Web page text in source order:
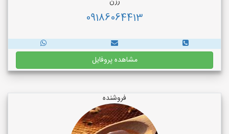
09186064413
مشاهده پروفایل
فروشنده